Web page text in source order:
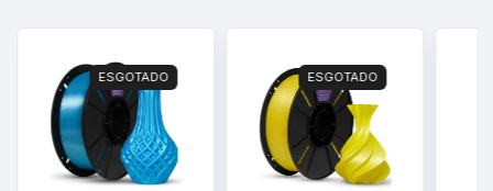
ESGOTADO ESGOTADO